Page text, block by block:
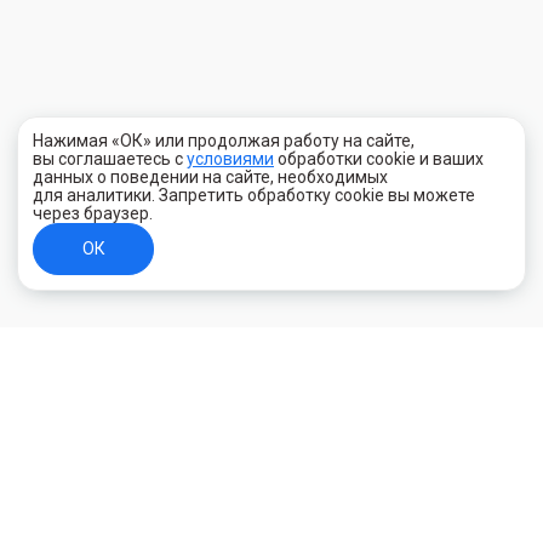
Нажимая «ОК» или продолжая работу на сайте,
вы соглашаетесь сусловиями обработки cookie и ваших
данных о поведении на сайте, необходимых
для аналитики. Запретить обработку cookie вы можете
через браузер.
ОК